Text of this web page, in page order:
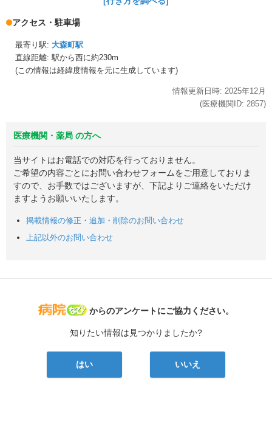
アクセス・駐車場
最寄り駅: 大森町駅
直線距離: 駅から西に約230m
(この情報は経緯度情報を元に生成しています)
情報更新日時: 2025年12月
(医療機関ID: 2857)
医療機関・薬局 の方へ
当サイトはお電話での対応を行っておりません。
ご希望の内容ごとにお問い合わせフォームをご用意しておりま
すので、お手数ではございますが、下記よりご連絡をいただけ
ますようお願いいたします。
掲載情報の修正・追加・削除のお問い合わせ
上記以外のお問い合わせ
病院なび
からのアンケートにご協力ください。
知りたい情報は見つかりましたか?
はい いいえ